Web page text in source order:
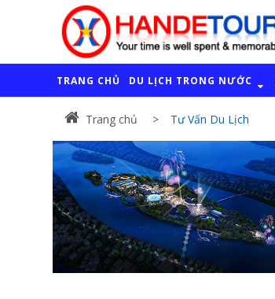
TRANG CHỦ DU LỊCH TRONG NƯỚC
Trang chủ Tư Vấn Du Lịch